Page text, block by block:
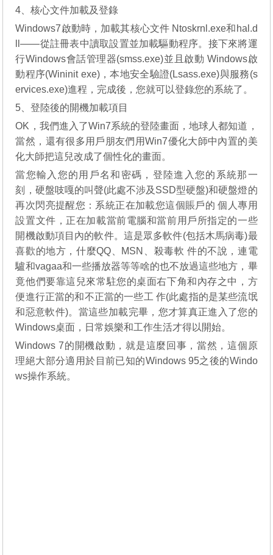
4、核心文件加載及登錄
Windows7啟動時，加載其核心文件 Ntoskrnl.exe和hal.d
ll——從註冊表中讀取設置並加載驅動程序。接下來將運
行Windows會話管理器(smss.exe)並且啟動 Windows啟
動程序(Wininit exe)，本地安全驗證(Lsass.exe)與服務(s
ervices.exe)進程，完成後，您就可以登錄您的系統了。
5、登陸後的開機加載項目
OK，我們進入了Win7系統的登陸畫面，地球人都知道，
當然，還有很多用戶朋友們用Win7優化大師中內置的美
化大師把這兒改成了個性化的畫面。
當您輸入您的用戶名和密碼，登陸進入您的系統那一
刻，硬盤吱嘎的叫聲(此處不涉及SSD型硬盤)和硬盤燈的
再次閃亮提醒您：系統正在加載您這個賬戶的 個人專用
設置文件，正在加載當前電腦和當前用戶所指定的一些
開機啟動項目內的軟件。這是眾多軟件(包括木馬病毒)最
喜歡的地方，什麼QQ、MSN、殺毒軟 件的不說，連電
驢和vagaa和一些播放器等等啥的也不放過這些地方，畢
竟他們要靠這兒來常駐您的桌面右下角和內存之中，方
便進行正當的和不正當的一些工 作(此處指的是某些流氓
和惡意軟件)。當這些加載完畢，您才算真正進入了您的
Windows桌面，日常娛樂和工作生活才得以開始。
Windows 7的開機啟動，就是這麼回事，當然，這個原
理絕大部分適用於目前已知的Windows 95之後的Windo
ws操作系統。